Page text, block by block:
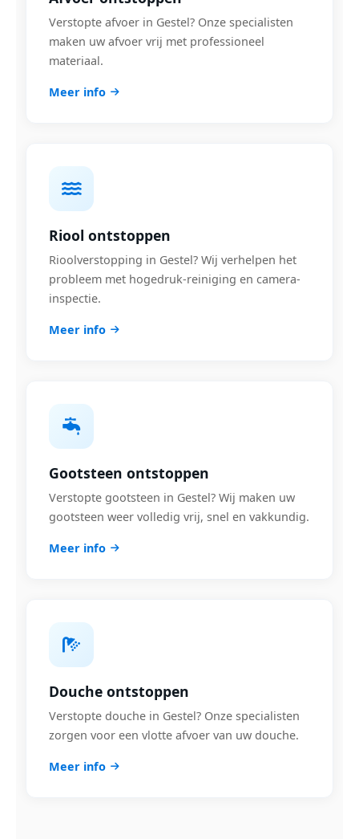
Verstopte afvoer in Gestel? Onze specialisten
maken uw afvoer vrij met professioneel
materiaal.
Meer info
Riool ontstoppen
Rioolverstopping in Gestel? Wij verhelpen het
probleem met hogedruk-reiniging en camera-
inspectie.
Meer info
Gootsteen ontstoppen
Verstopte gootsteen in Gestel? Wij maken uw
gootsteen weer volledig vrij, snel en vakkundig.
Meer info
Douche ontstoppen
Verstopte douche in Gestel? Onze specialisten
zorgen voor een vlotte afvoer van uw douche.
Meer info